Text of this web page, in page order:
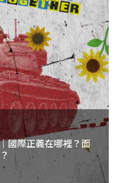
國際正義在哪裡？面